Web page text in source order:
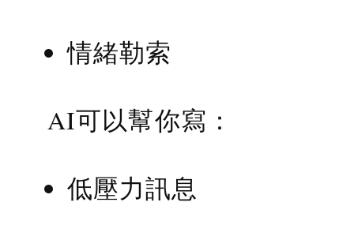
情緒勒索
AI可以幫你寫：
低壓力訊息